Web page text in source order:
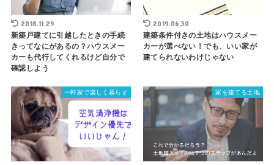
2018.11.29
新築戸建てに引越したときの手続
きってなにがあるの？ハウスメー
カーも代行してくれるけど自分で
確認しよう
2019.06.30
建築条件付きの土地はハウスメー
カーが選べない！でも、いい家が
建てられないわけじゃない
一軒家で楽しく暮らす 家を建てる土地